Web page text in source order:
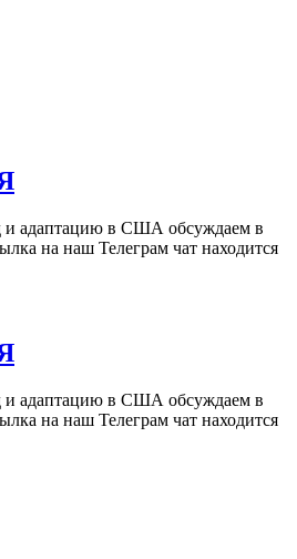
и адаптацию в США обсуждаем в
на наш Телеграм чат находится
и адаптацию в США обсуждаем в
на наш Телеграм чат находится